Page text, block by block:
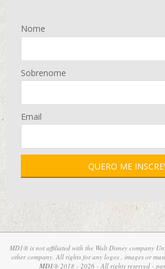
Nome
Sobrenome
Email
MD1® is not affiliated with the Walt Disney company
other company. All rights for any logos , images or
MD1® 2018 - 2026 - All rights reserved -